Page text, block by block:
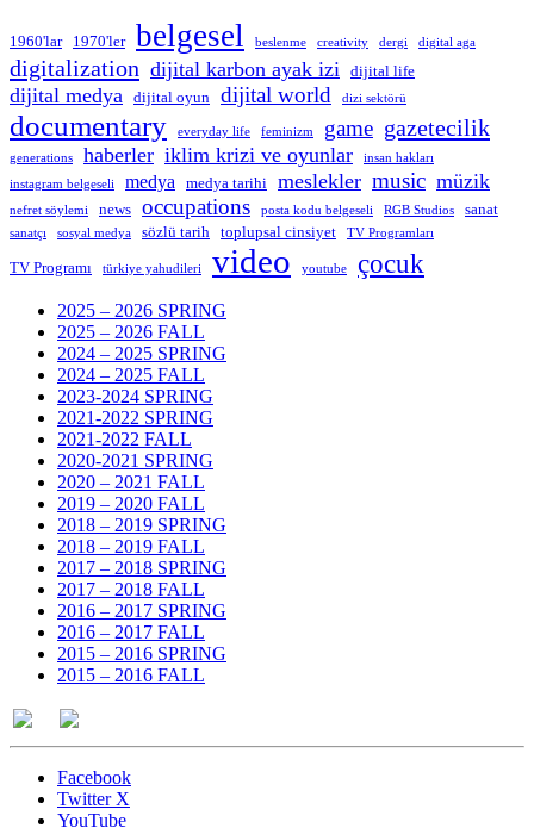
1960'lar 1970'ler belgesel beslenme creativity dergi digital aga
digitalization dijital karbon ayak izi dijital life
dijital medya dijital oyun dijital world dizi sektörü
documentary everyday life feminizm game gazetecilik
generations haberler iklim krizi ve oyunlar
insan hakları
instagram belgeseli
medya medya tarihi meslekler music müzik
nefret söylemi news occupations posta kodu belgeseli RGB Studios sanat
sanatçı sosyal medya sözlü tarih toplupsal cinsiyet TV Programları
TV Programı türkiye yahudileri video youtube çocuk
2025 – 2026 SPRING
2025 – 2026 FALL
2024 – 2025 SPRING
2024 – 2025 FALL
2023-2024 SPRING
2021-2022 SPRING
2021-2022 FALL
2020-2021 SPRING
2020 – 2021 FALL
2019 – 2020 FALL
2018 – 2019 SPRING
2018 – 2019 FALL
2017 – 2018 SPRING
2017 – 2018 FALL
2016 – 2017 SPRING
2016 – 2017 FALL
2015 – 2016 SPRING
2015 – 2016 FALL
Facebook
Twitter X
YouTube